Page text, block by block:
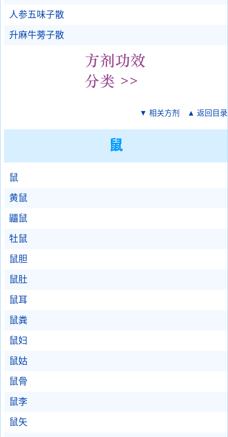
人参五味子散
升麻牛蒡子散
▼ 相关方剂 ▲ 返回目录
鼠
鼠
黄鼠
鼺鼠
牡鼠
鼠胆
鼠肚
鼠耳
鼠粪
鼠妇
鼠姑
鼠骨
鼠李
鼠矢